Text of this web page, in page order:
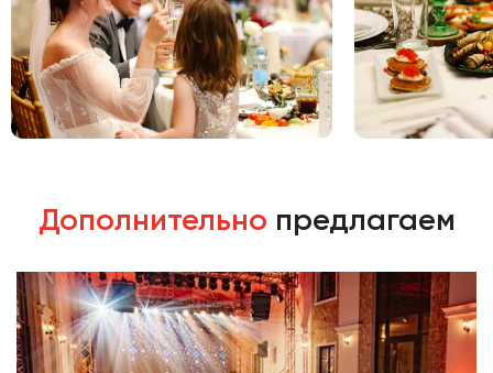
Дополнительно предлагаем